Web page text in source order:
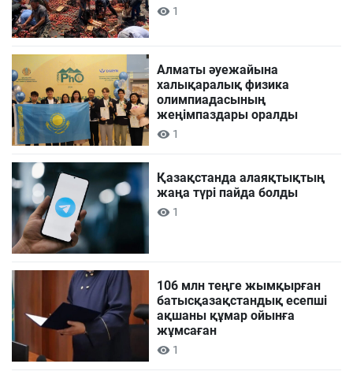
1
Алматы әуежайына
халықаралық физика
олимпиадасының
жеңімпаздары оралды
1
Қазақстанда алаяқтықтың
жаңа түрі пайда болды
1
106 млн теңге жымқырған
батысқазақстандық есепші
ақшаны құмар ойынға
жұмсаған
1